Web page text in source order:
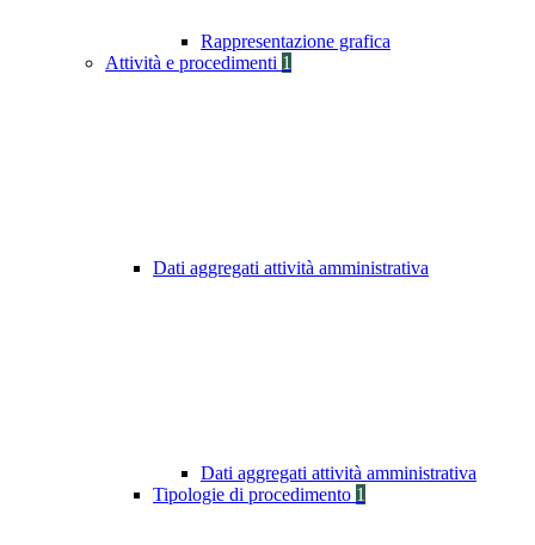
Rappresentazione grafica
Attività e procedimenti 1
Dati aggregati attività amministrativa
Dati aggregati attività amministrativa
Tipologie di procedimento 1